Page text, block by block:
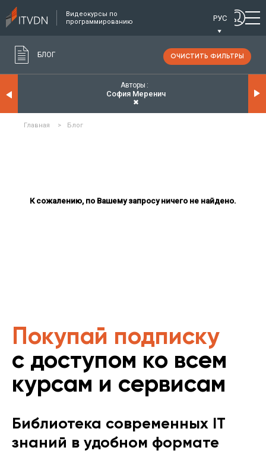
Видеокурсы по
программированию
РУС
БЛОГ ОЧИСТИТЬ ФИЛЬТРЫ
Авторы
София Меренич
✖
Главная > Блог
К сожалению, по Вашему запросу ничего не найдено.
Покупай подписку
с доступом ко всем
курсам и сервисам
Библиотека современных IT
знаний в удобном формате